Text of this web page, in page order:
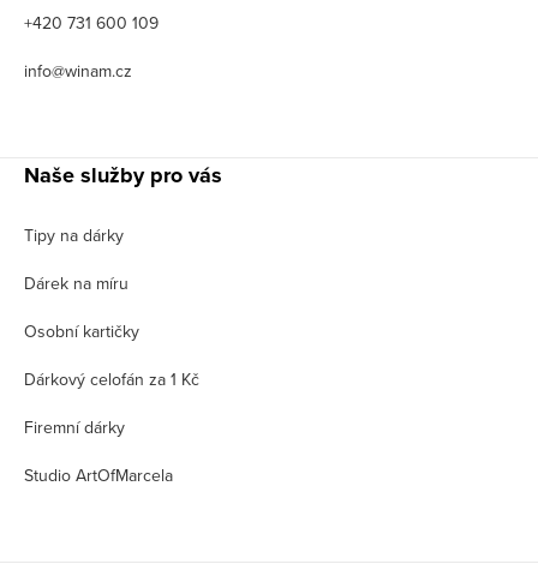
+420 731 600 109
info@winam.cz
Naše služby pro vás
Tipy na dárky
Dárek na míru
Osobní kartičky
Dárkový celofán za 1 Kč
Firemní dárky
Studio ArtOfMarcela